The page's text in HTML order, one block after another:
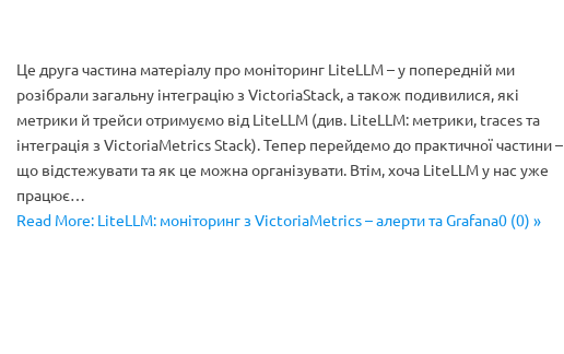
Це друга частина матеріалу про моніторинг LiteLLM – у попередній ми
розібрали загальну інтеграцію з VictoriaStack, а також подивилися, які
метрики й трейси отримуємо від LiteLLM (див. LiteLLM: метрики, traces та
інтеграція з VictoriaMetrics Stack). Тепер перейдемо до практичної частини –
що відстежувати та як це можна організувати. Втім, хоча LiteLLM у нас уже
працює…
Read More: LiteLLM: моніторинг з VictoriaMetrics – алерти та Grafana0 (0) »